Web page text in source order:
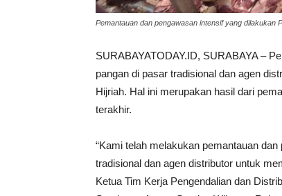
Pemantauan dan pengawasan intensif yang dilakukan
SURABAYATODAY.ID, SURABAYA –
pangan di pasar tradisional dan agen
Hijriah. Hal ini merupakan hasil dari
terakhir.
“Kami telah melakukan pemantauan
tradisional dan agen distributor untuk
Ketua Tim Kerja Pengendalian dan